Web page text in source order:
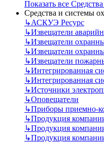
Показать все
Средства и системы
↳АСКУЭ Ресурс
↳Извещатели
↳Извещатели
↳Извещатели
↳Извещатели
↳Интегрированная
↳Интегрированная
↳Источники
↳Оповещатели
↳Приборы приемно-
↳Продукция
↳Продукция
↳Продукция